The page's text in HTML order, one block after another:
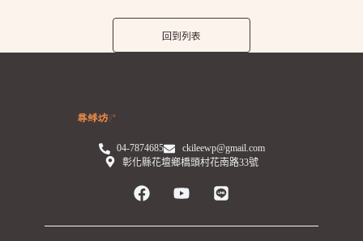
回到列表
04-7874685
ckileewp@gmail.com
彰化縣花壇鄉橋頭村花南路33號